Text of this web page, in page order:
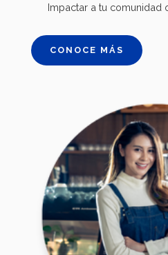
Impactar a tu comunidad
CONOCE MÁS